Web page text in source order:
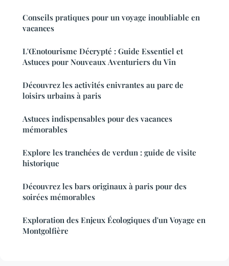
Conseils pratiques pour un voyage inoubliable en
vacances
L'Œnotourisme Décrypté : Guide Essentiel et
Astuces pour Nouveaux Aventuriers du Vin
Découvrez les activités enivrantes au parc de
loisirs urbains à paris
Astuces indispensables pour des vacances
mémorables
Explore les tranchées de verdun : guide de visite
historique
Découvrez les bars originaux à paris pour des
soirées mémorables
Exploration des Enjeux Écologiques d'un Voyage en
Montgolfière